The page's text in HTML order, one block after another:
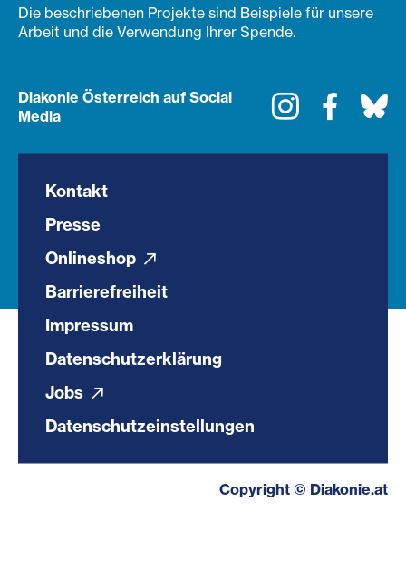
Die beschriebenen Projekte sind Beispiele für unsere
Arbeit und die Verwendung Ihrer Spende.
Diakonie Österreich auf Social
Media
Instagram
Kontakt
Presse
Onlineshop
Barrierefreiheit
Impressum
Datenschutzerklärung
Jobs
Datenschutzeinstellungen
Copyright © Diakonie.at